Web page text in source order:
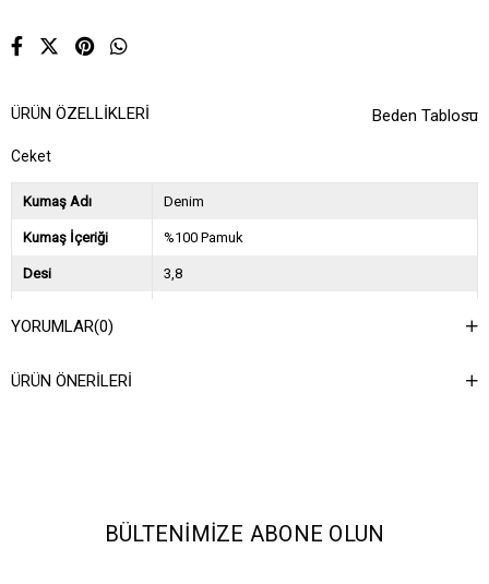
Beden Tablosu
ÜRÜN ÖZELLIKLERI
Ceket
Kumaş Adı Denim
Kumaş İçeriği %100 Pamuk
Desi 3,8
Asorti Bilgisi
YORUMLAR(0)
ÜRÜN ÖNERILERI
BÜLTENIMIZE ABONE OLUN